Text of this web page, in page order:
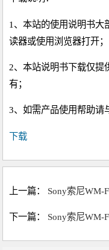
1、本站的使用说明书大
读器或使用浏览器打开；
2、本站说明书下载仅提
有；
3、如需产品使用帮助请
下载
上一篇： Sony索尼WM-
下一篇： Sony索尼WM-